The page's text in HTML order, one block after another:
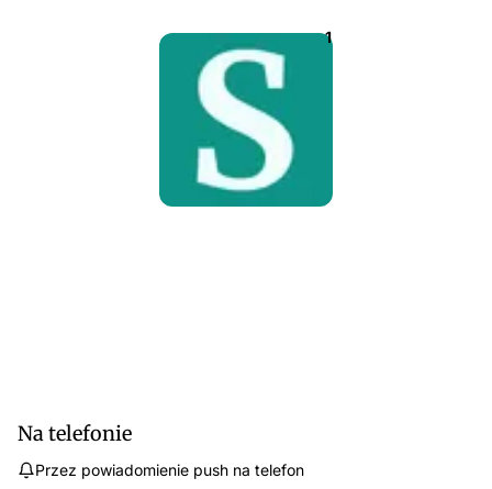
1
Na telefonie
Przez powiadomienie push na telefon